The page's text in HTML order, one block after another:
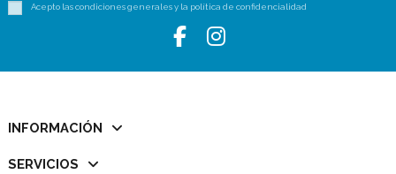
Acepto las condiciones generales y la política de confidencialidad
INFORMACIÓN
SERVICIOS